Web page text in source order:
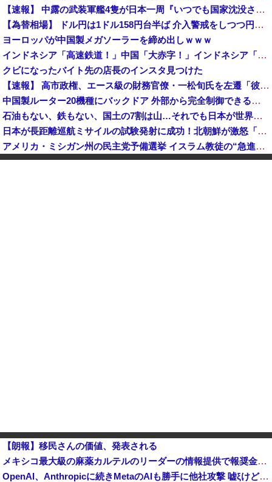
【速報】 中露の武装軍艦4隻が日本一周『いつでも国家沈没させられるぞ』
【為替相場】 ドル円は1ドル158円台半ば 介入警戒をしつつ円売りが続行
ヨーロッパが中国製メガソーラーを締め出しｗｗｗ
インドネシア「高速鉄道！」中国「大赤字！」インドネシア「運営会社の株式購入！（負債対策」中国「はい（巨額負債」インドネシア「700km延伸計画！（実質中止」→
クビになったバイト先の店長のインスタ見つけた
【速報】 高市政権、エース級の財務官僚・一松旬氏を左遷「彼は協力的でなかった」財務省の言いなりではないことが判明
中国製ルーター20機種にバックドア 外部から完全制御できる機能が仕込まれていた
石油もない、鉄もない、国土の7割は山…それでも日本が世界屈指の経済大国になれた「勤勉さ」以外の勝因！
日本が長距離巡航ミサイルの試験発射に成功！北朝鮮が激怒「日本が戦争国家になろうとしている」「絶対に傍観しない、必ず後悔させる」
アメリカ・ミシガン州の民主党予備選挙 イスラム教徒の“急進左派”候補が勝利確実に⋯トランプ氏は批判
日本「熊本地震」ハビタ「従業員2人亡くなる」営業部長「イオンのスタッフに制止されなかった」日本「部長が連絡後の店員行動を証言（謎」イオン「再入館可能の事実ない」→
【朗報】移民さんの価値、発表される
メキシコ最大級の麻薬カルテルのリーダーの情報提供で報奨金約39億円！
OpenAI、Anthropicに続きMetaのAIも勝手に他社攻撃 嘘ξけど何これ流行ってんの？